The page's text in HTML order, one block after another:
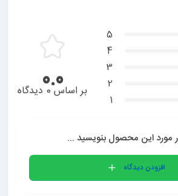
5
4
3
2
1
0.0بر اساس 0 دیدگاه
مورد این محصول بنویسید ...
افزودن دیدگاه